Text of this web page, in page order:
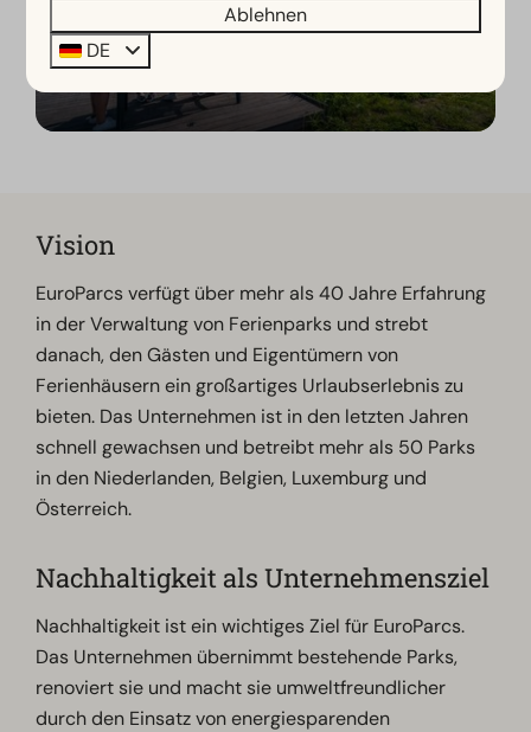
Entdecken Sie Ihren Urlaub
Vision
EuroParcs verfügt über mehr als 40 Jahre Erfahrung
in der Verwaltung von Ferienparks und strebt
danach, den Gästen und Eigentümern von
Ferienhäusern ein großartiges Urlaubserlebnis zu
bieten. Das Unternehmen ist in den letzten Jahren
schnell gewachsen und betreibt mehr als 50 Parks
in den Niederlanden, Belgien, Luxemburg und
Österreich.
Nachhaltigkeit als Unternehmensziel
Nachhaltigkeit ist ein wichtiges Ziel für EuroParcs.
Das Unternehmen übernimmt bestehende Parks,
renoviert sie und macht sie umweltfreundlicher
durch den Einsatz von energiesparenden
Ablehnen
DE